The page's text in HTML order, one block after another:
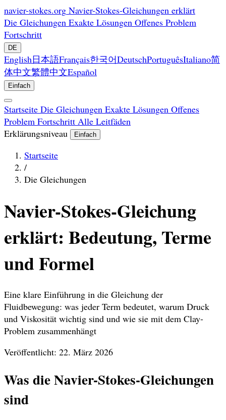
navier-stokes.org Navier-Stokes-Gleichungen erklärt
Die Gleichungen Exakte Lösungen Offenes Problem
Fortschritt
DE
English日本語Français한국어DeutschPortuguêsItaliano简
体中文繁體中文Español
Einfach
Startseite Die Gleichungen Exakte Lösungen Offenes
Problem Fortschritt Alle Leitfäden
Erklärungsniveau
Einfach
Startseite
/
Die Gleichungen
Navier-Stokes-Gleichung
erklärt: Bedeutung, Terme
und Formel
Eine klare Einführung in die Gleichung der
Fluidbewegung: was jeder Term bedeutet, warum Druck
und Viskosität wichtig sind und wie sie mit dem Clay-
Problem zusammenhängt
Veröffentlicht: 22. März 2026
Was die Navier-Stokes-Gleichungen
sind